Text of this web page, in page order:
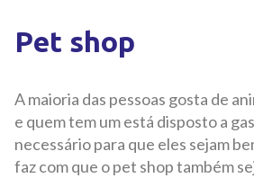
Pet shop
A maioria das pessoas gosta de
e quem tem um está disposto a
necessário para que eles sejam
faz com que o pet shop também